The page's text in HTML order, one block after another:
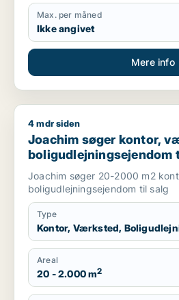
Max. per måned
Ikke angivet
Mere info
Joachim søger kontor,
4 mdr siden
Joachim søger kontor,
boligudlejningsejendom
Storkøbenhavn
Joachim søger 20-2000 m2
boligudlejningsejendom til salg
Type
Kontor, Værksted,
Areal
20 - 2.000 m2